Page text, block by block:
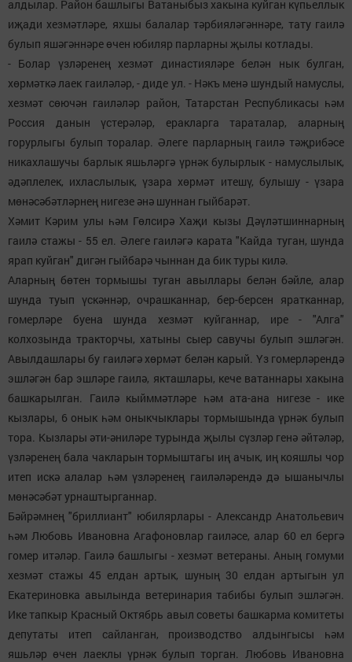
алдылар. Район башлыгы Ватаныбыз хакына куйган күпьеллык
иҗади хезмәтләре, яхшы балалар тәрбияләгәннәре, тату гаилә
булып яшәгәннәре өчен юбиляр парларны җылы котлады.
- Болар үзләренең хезмәт династияләре белән нык булган,
хөрмәткә лаек гаиләләр, - диде ул. - Нәкъ менә шундый намуслы,
хезмәт сөючән гаиләләр район, Татарстан Республикасы һәм
Россия данын үстерәләр, еракларга тараталар, аларның
горурлыгы булып торалар. Әлеге парларның гаилә тәҗрибәсе
никахлашучы барлык яшьләргә үрнәк булырлык - намуслылык,
әдәплелек, ихласлылык, үзара хөрмәт итешү, булышу - үзара
мөнәсәбәтләрнең нигезе әнә шуннан гыйбарәт.
Хәмит Кәрим улы һәм Гөлсирә Хаҗи кызы Дәүләтшиннарның
гаилә стажы - 55 ел. Әлеге гаиләгә карата "Кайда туган, шунда
ярап куйган" дигән гыйбарә чыннан да бик туры килә.
Аларның бөтен тормышы туган авыллары белән бәйле, алар
шунда туып үскәннәр, очрашканнар, бер-берсен яратканнар,
гомерләре буена шунда хезмәт куйганнар, ире - "Алга"
колхозында тракторчы, хатыны сыер савучы булып эшләгән.
Авылдашлары бу гаиләгә хөрмәт белән карый. Үз гомерләрендә
эшләгән бар эшләре гаилә, якташлары, кече ватаннары хакына
башкарылган. Гаилә кыйммәтләре һәм ата-ана нигезе - ике
кызлары, 6 онык һәм оныкчыклары тормышында үрнәк булып
тора. Кызлары әти-әниләре турында җылы сүзләр генә әйтәләр,
үзләренең бала чакларын тормыштагы иң ачык, иң кояшлы чор
итеп искә алалар һәм үзләренең гаиләләрендә дә ышанычлы
мөнәсәбәт урнаштырганнар.
Бәйрәмнең "бриллиант" юбилярлары - Александр Анатольевич
һәм Любовь Ивановна Агафоновлар гаиләсе, алар 60 ел бергә
гомер итәләр. Гаилә башлыгы - хезмәт ветераны. Аның гомуми
хезмәт стажы 45 елдан артык, шуның 30 елдан артыгын ул
Екатериновка авылында ветеринария табибы булып эшләгән.
Ике тапкыр Красный Октябрь авыл советы башкарма комитеты
депутаты итеп сайланган, производство алдынгысы һәм
яшьләр өчен лаеклы үрнәк булып торган. Любовь Ивановна